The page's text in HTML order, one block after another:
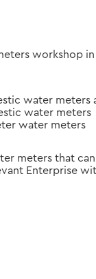
workshop
water meters
water meters
water meters
meters that
Enterprise